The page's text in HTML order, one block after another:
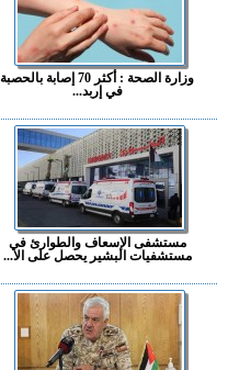
وزارة الصحة : أكثر 70 إصابة بالحصبة
في إربد...
مستشفى الإسعاف والطوارئ في
مستشفيات البشير يحصل على الا...